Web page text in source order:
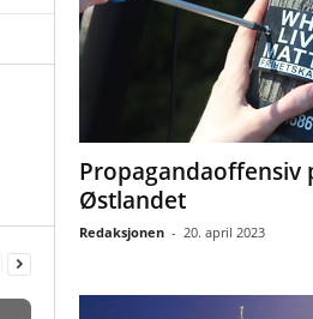
Propagandaoffensiv
Østlandet
Redaksjonen - 20. april 2023